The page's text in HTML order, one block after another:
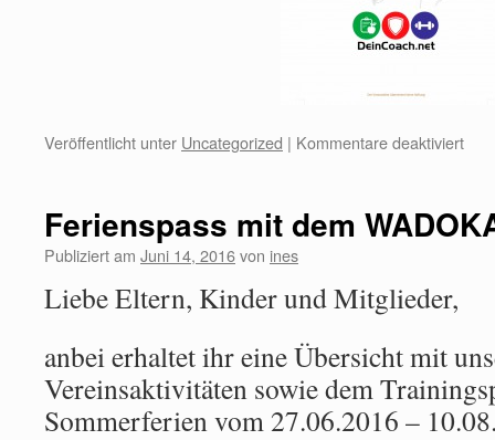
Veröffentlicht unter Uncategorized | Kommentare deaktiviert
Ferienspass mit dem
Publiziert am Juni 14, 2016von ines
Liebe Eltern, Kinder und Mitglieder,
anbei erhaltet ihr eine Übersicht mit
Vereinsaktivitäten sowie dem
Sommerferien vom 27.06.2016 –